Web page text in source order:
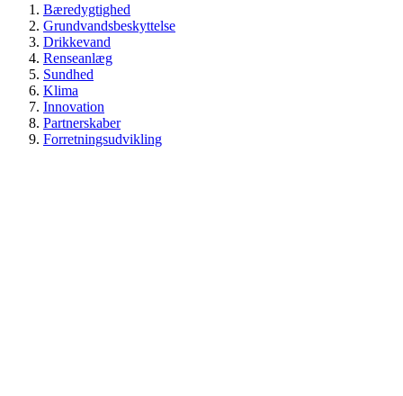
Bæredygtighed
Grundvandsbeskyttelse
Drikkevand
Renseanlæg
Sundhed
Klima
Innovation
Partnerskaber
Forretningsudvikling